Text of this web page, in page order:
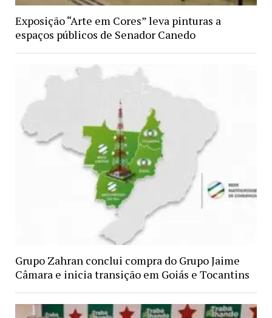
Exposição “Arte em Cores” leva pinturas a
espaços públicos de Senador Canedo
Grupo Zahran conclui compra do Grupo Jaime
Câmara e inicia transição em Goiás e Tocantins